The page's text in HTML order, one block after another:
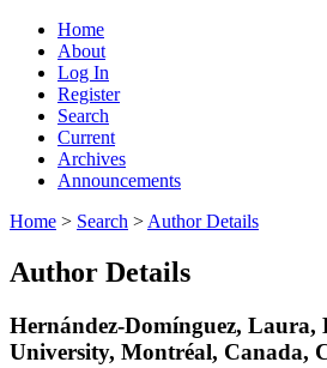
Home
About
Log In
Register
Search
Current
Archives
Announcements
Home > Search > Author Details
Author Details
Hernández-Domínguez, Laura,
University, Montréal, Canada,